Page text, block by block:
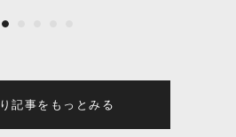
記事をもっとみる